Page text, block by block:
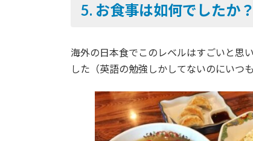
5. お食事は如何でしたか
海外の日本食でこのレベルはすごいと思
した（英語の勉強しかしてないのにいつ